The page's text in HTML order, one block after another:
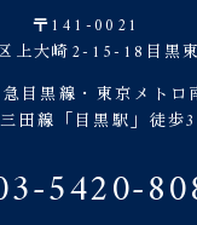
〒141-0021
上大崎2-15-18目黒
目黒線・東京メトロ
田線「目黒駅」徒歩
5420-